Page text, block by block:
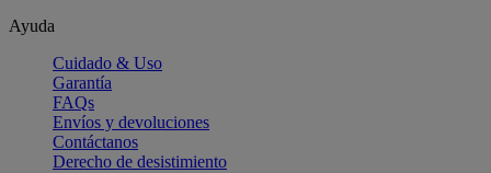
Ayuda
Cuidado & Uso
Garantía
FAQs
Envíos y devoluciones
Contáctanos
Derecho de desistimiento